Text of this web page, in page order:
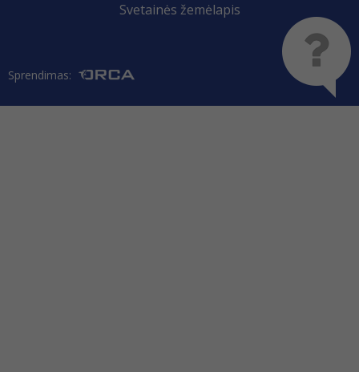
Svetainės žemėlapis
Sprendimas: